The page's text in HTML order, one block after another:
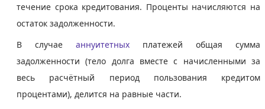
течение срока кредитования. Проценты начисляются на
остаток задолженности.
В случае аннуитетных платежей общая сумма
задолженности (тело долга вместе с начисленными за
весь расчётный период пользования кредитом
процентами), делится на равные части.